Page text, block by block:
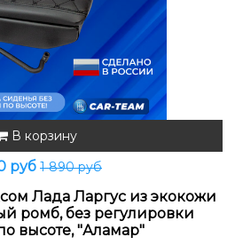
В корзину
руб 1 890 руб
Лада Ларгус из экокожи
ромб, без регулировки
высоте, "Аламар"